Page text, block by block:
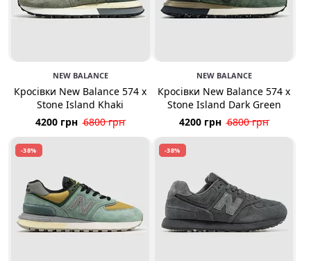
NEW BALANCE
Кросівки New Balance 574 x
Stone Island Khaki
4200 грн 6800 грн
NEW BALANCE
Кросівки New Balance 574 x
Stone Island Dark Green
4200 грн 6800 грн
-38% -38%